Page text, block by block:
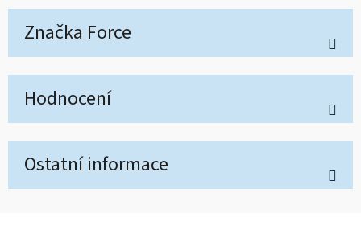
Značka Force
Hodnocení
Ostatní informace